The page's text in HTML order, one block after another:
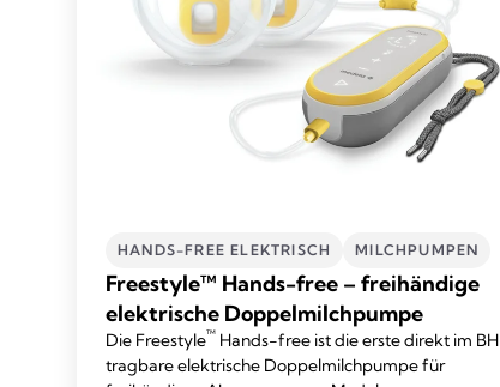
HANDS-FREE ELEKTRISCH MILCHPUMPEN
Freestyle™ Hands-free – freihändige
elektrische Doppelmilchpumpe
Die Freestyle™ Hands-free ist die erste direkt im BH
tragbare elektrische Doppelmilchpumpe für